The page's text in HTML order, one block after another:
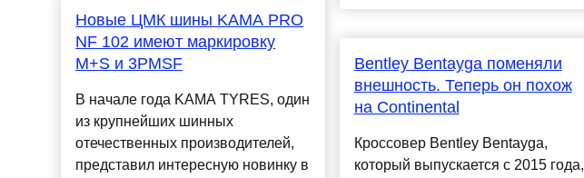
Новые ЦМК шины KAMA PRO
NF 102 имеют маркировку
M+S и 3PMSF
В начале года KAMA TYRES, один
из крупнейших шинных
отечественных производителей,
представил интересную новинку в
Bentley Bentayga поменяли
внешность. Теперь он похож
на Continental
Кроссовер Bentley Bentayga,
который выпускается с 2015 года,